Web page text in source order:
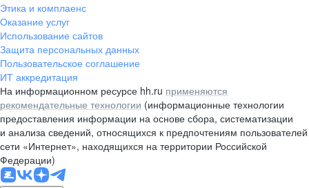
Этика и комплаенс
Оказание услуг
Использование сайтов
Защита персональных данных
Пользовательское соглашение
ИТ аккредитация
На информационном ресурсе hh.ru применяются
рекомендательные технологии (информационные технологии
предоставления информации на основе сбора, систематизации
и анализа сведений, относящихся к предпочтениям пользователей
сети «Интернет», находящихся на территории Российской
Федерации)